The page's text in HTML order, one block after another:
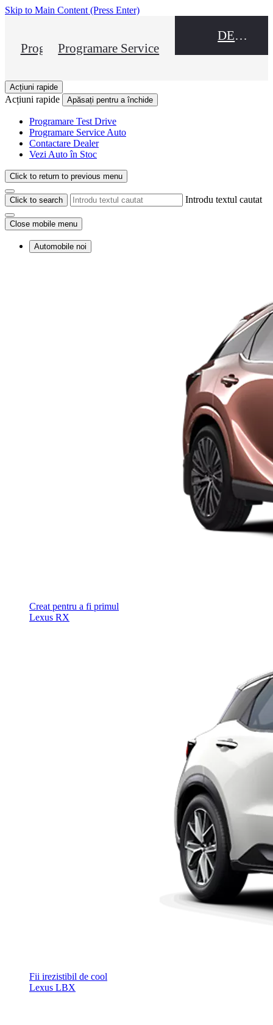
Skip to Main Content (Press Enter)
Programare Test Drive
Programare Service
DEALER NAME
Acțiuni rapide
Acțiuni rapide Apăsați pentru a închide
Programare Test Drive
Programare Service Auto
Contactare Dealer
Vezi Auto în Stoc
Click to return to previous menu
Click to search Introdu textul cautat
Close mobile menu
Automobile noi
Creat pentru a fi primul
Lexus RX
Fii irezistibil de cool
Lexus LBX